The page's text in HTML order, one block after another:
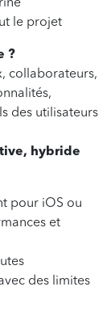
le projet
?
collaborateurs,
des utilisateurs
hybride
pour iOS ou
et
des limites